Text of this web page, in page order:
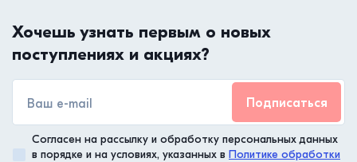
Хочешь узнать первым о новых
поступлениях и акциях?
Подписаться
Согласен на рассылку и обработку персональных данных
в порядке и на условиях, указанных в Политике обработки